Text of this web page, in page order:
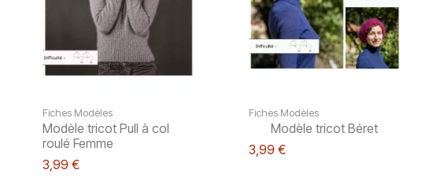
Fiches Modèles
Modèle tricot Pull à col
roulé Femme
3,99 €
Fiches Modèles
Modèle tricot Béret
3,99 €